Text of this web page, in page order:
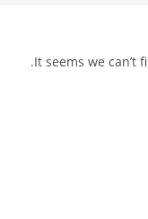
It seems we can’t